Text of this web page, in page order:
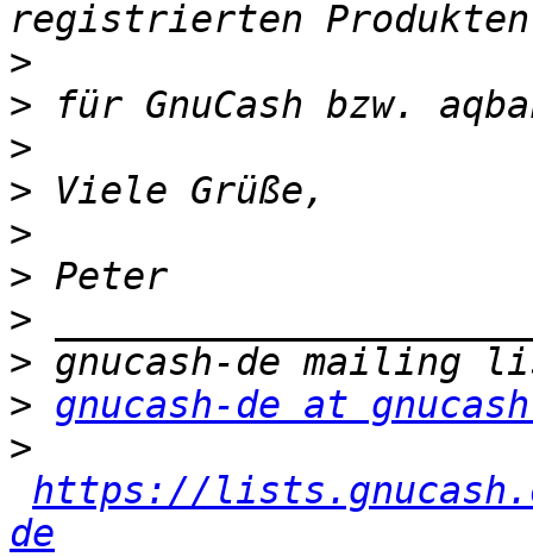
>
>
>
>
>
>
>
>
> gnucash-de at
>
https://
de